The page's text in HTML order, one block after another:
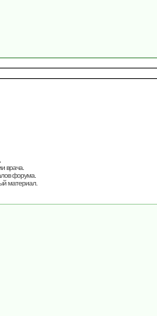
врача.
форума.
материал.